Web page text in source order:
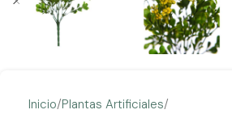
Inicio Plantas Artificiales